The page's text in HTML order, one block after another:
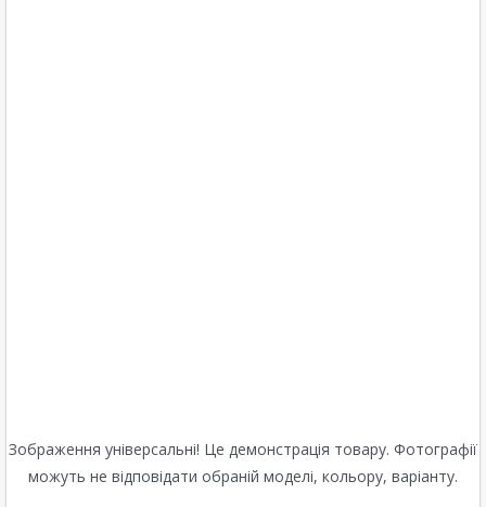
Зображення універсальні! Це демонстрація товару. Фотографії
можуть не відповідати обраній моделі, кольору, варіанту.